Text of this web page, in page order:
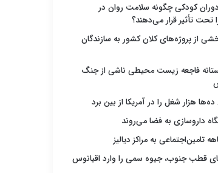
کودکی چگونه سلامت روان در
تحت تأثیر قرار می‌دهند؟
از پروژه‌های کلان کشور به سازندگان
فاجعه زیست محیطی ناشی از جنگ
هزار شغل را در آمریکا از بین برد
قطب جنوب، جیوه سمی را وارد اقیانوس